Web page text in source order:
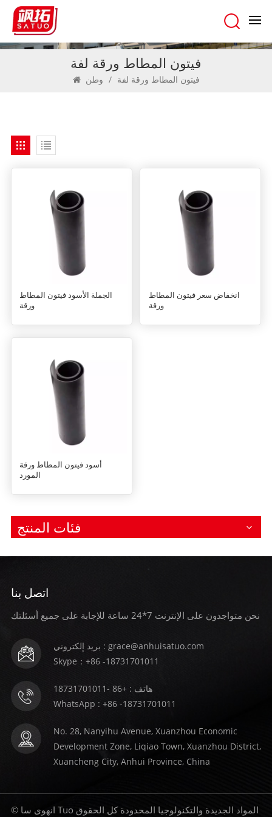
فيتون المطاط ورقة لفة
/ فيتون المطاط ورقة لفة
الجملة الأسود فيتون المطاط
ورقة
انخفاض سعر فيتون المطاط
ورقة
أسود فيتون المطاط ورقة
المورد
فئات المنتج
اتصل بنا
نحن متواجدون على الإنترنت 7*24 ساعة للإجابة على جميع أسئلتك
بريد إلكتروني : grace@anhuisatuo.com
Skype：+86 -18731701011
هاتف : +86 -18731701011
WhatsApp : +86 -18731701011
No. 28, Nanyihu Avenue, Xuanzhou Economic
Development Zone, Liqiao Town, Xuanzhou District,
Xuancheng City, Anhui Province, China
© انهوى سا Tuo المواد الجديدة والتكنولوجيا المحدودة كل الحقوق